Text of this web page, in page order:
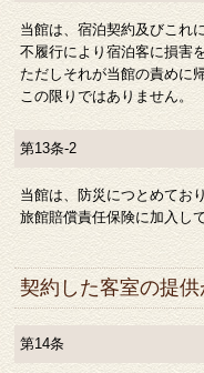
当館は、宿泊契約及びこれ
不履行により宿泊客に損害
ただしそれが当館の責めに
この限りではありません。
第13条-2
当館は、防災につとめてお
旅館賠償責任保険に加入し
契約した客室の提
第14条